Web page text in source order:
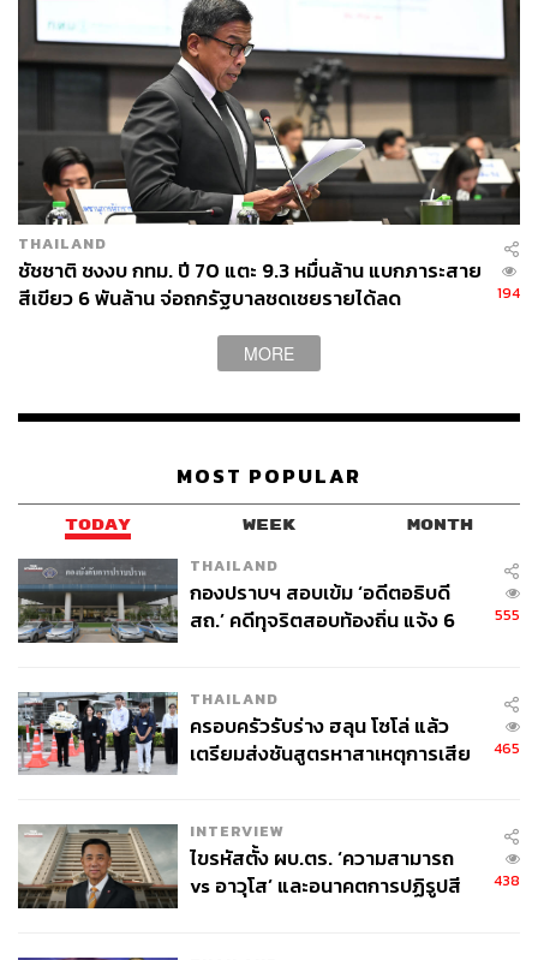
THAILAND
ชัชชาติ ชงงบ กทม. ปี 70 แตะ 9.3 หมื่นล้าน แบกภาระสาย
สีเขียว 6 พันล้าน จ่อถกรัฐบาลชดเชยรายได้ลด
194
MORE
MOST POPULAR
TODAY WEEK MONTH
THAILAND
กองปราบฯ สอบเข้ม ‘อดีตอธิบดี
สถ.’ คดีทุจริตสอบท้องถิ่น แจ้ง 6
555
THAILAND
ครอบครัวรับร่าง ฮลุน โซโล่ แล้ว
เตรียมส่งชันสูตรหาสาเหตุการเสีย
465
INTERVIEW
ไขรหัสตั้ง ผบ.ตร. ‘ความสามารถ
vs อาวุโส’ และอนาคตการปฏิรูปสี
438